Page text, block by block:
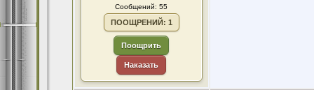
Сообщений: 55
ПООЩРЕНИЙ: 1
Поощрить
Наказать